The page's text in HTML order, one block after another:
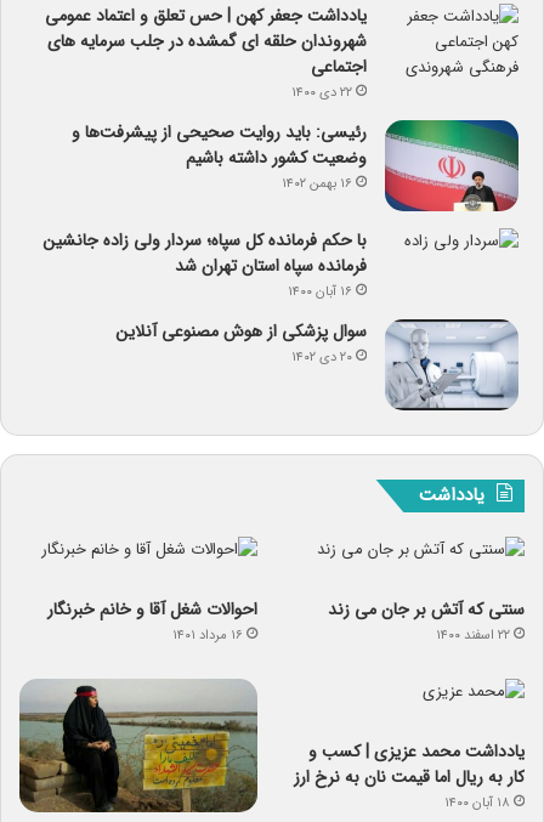
یادداشت جعفر کهن | حس تعلق و اعتماد عمومی
شهروندان حلقه ای گمشده در جلب سرمایه های
اجتماعی
۲۲ دی ۱۴۰۰
رئیسی: باید روایت صحیحی از پیشرفت‌ها و
وضعیت کشور داشته باشیم
۱۶ بهمن ۱۴۰۲
با حکم فرمانده کل سپاه؛ سردار ولی زاده جانشین
فرمانده سپاه استان تهران شد
۱۶ آبان ۱۴۰۰
سوال پزشکی از هوش مصنوعی آنلاین
۲۰ دی ۱۴۰۲
یادداشت
سنتی که آتش بر جان می زند
۲۲ اسفند ۱۴۰۰
احوالات شغل آقا و خانم خبرنگار
۱۶ مرداد ۱۴۰۱
یادداشت‌ محمد عزیزی | کسب و
کار به ریال اما قیمت نان به نرخ ارز
۱۸ آبان ۱۴۰۰